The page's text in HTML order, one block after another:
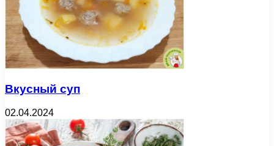
Вкусный суп
02.04.2024